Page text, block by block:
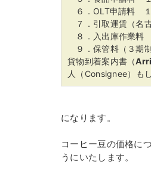
６．OLT申請料
７．引取運賃（
８．入出庫作業
９．保管料（３期
貨物到着案内書（
人（Consignee）も
になります。
コーヒー豆の価格に
うにいたします。